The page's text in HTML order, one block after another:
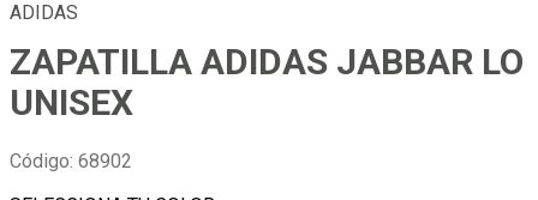
ADIDAS
ZAPATILLA ADIDAS JABBAR LO
UNISEX
Código: 68902